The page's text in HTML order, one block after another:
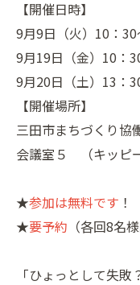
【開催日時】
9月9日（火）10：
9月19日（金）10：
9月20日（土）13：
【開催場所】
三田市まちづくり協
会議室５ （キッピ
★参加は無料です ！
★要予約 （各回8名
「ひょっとして失敗